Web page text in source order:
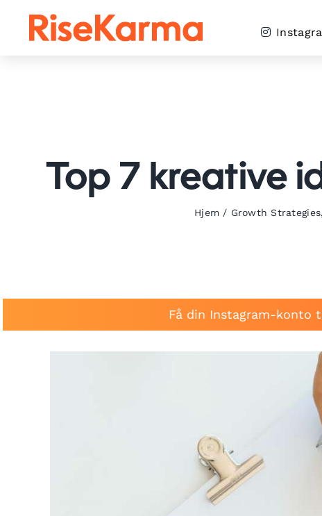
Top 7 kreative
Hjem / Growth Strategies,
Få din Instagram-konto